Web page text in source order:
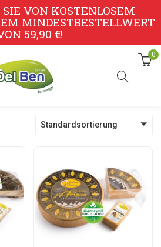
VON KOSTENLOSEM
MINDESTBESTELLWERT
59,90 €!
0
Standardsortierung